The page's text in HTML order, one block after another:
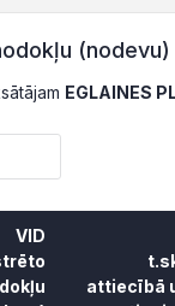
EGLAINES
VID
attiecībā